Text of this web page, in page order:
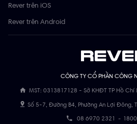
CÔNG TY CỔ PHẦN CÔNG
MST: 0313817128 - Sở KHĐT TP Hồ
Số 5-7, Đường B4, Phường An Lợi Đông,
08 6970 2321 -
Rever trên iOS
Rever trên Android